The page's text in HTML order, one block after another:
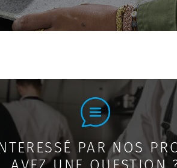
PAR NOS